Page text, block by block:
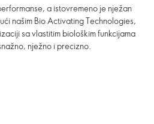
a istovremeno je nježan
našim Bio Activating Technologies,
sa vlastitim biološkim funkcijama
nježno i precizno.